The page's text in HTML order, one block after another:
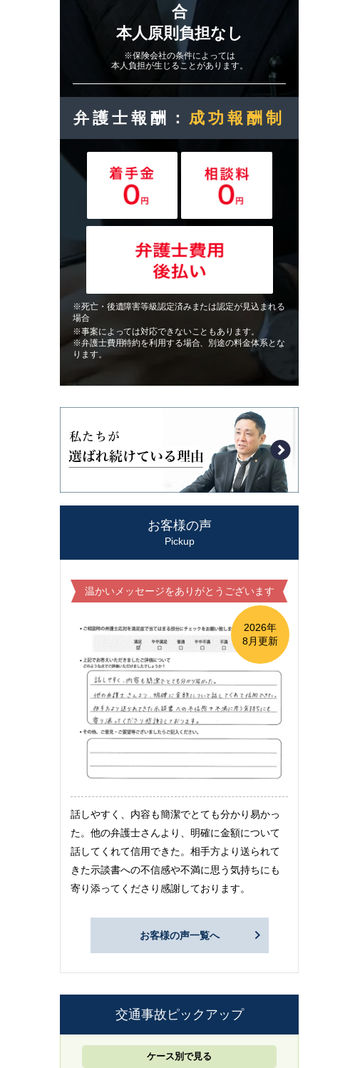
合
本人原則負担なし
※保険会社の条件によっては
本人負担が生じることがあります。
弁護士報酬： 成功報酬制
※死亡・後遺障害等級認定済みまたは認定が見込まれる
場合
※事案によっては対応できないこともあります。
※弁護士費用特約を利用する場合、別途の料金体系とな
ります。
お客様の声
Pickup
温かいメッセージをありがとうございます
2026年
8月更新
話しやすく、内容も簡潔でとても分かり易かっ
た。他の弁護士さんより、明確に金額について
話してくれて信用できた。相手方より送られて
きた示談書への不信感や不満に思う気持ちにも
寄り添ってくださり感謝しております。
お客様の声一覧へ
交通事故ピックアップ
ケース別で見る